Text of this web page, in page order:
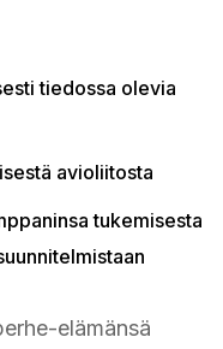
tiedossa olevia
avioliitosta
tukemisesta
elämänsä